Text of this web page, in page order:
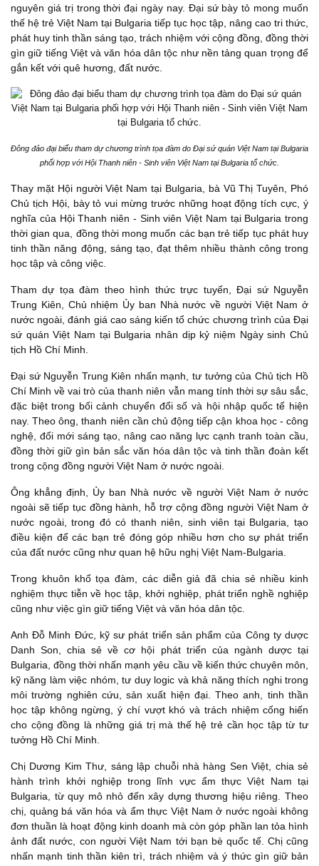
nguyên giá trị trong thời đại ngày nay. Đại sứ bày tỏ mong muốn
thế hệ trẻ Việt Nam tại Bulgaria tiếp tục học tập, nâng cao tri thức,
phát huy tinh thần sáng tạo, trách nhiệm với cộng đồng, đồng thời
gìn giữ tiếng Việt và văn hóa dân tộc như nền tảng quan trọng để
gắn kết với quê hương, đất nước.
Đông đảo đại biểu tham dự chương trình tọa đàm do Đại sứ quán Việt Nam tại Bulgaria
phối hợp với Hội Thanh niên - Sinh viên Việt Nam tại Bulgaria tổ chức.
Thay mặt Hội người Việt Nam tại Bulgaria, bà Vũ Thị Tuyên, Phó
Chủ tịch Hội, bày tỏ vui mừng trước những hoạt động tích cực, ý
nghĩa của Hội Thanh niên - Sinh viên Việt Nam tại Bulgaria trong
thời gian qua, đồng thời mong muốn các bạn trẻ tiếp tục phát huy
tinh thần năng động, sáng tạo, đạt thêm nhiều thành công trong
học tập và công việc.
Tham dự tọa đàm theo hình thức trực tuyến, Đại sứ Nguyễn
Trung Kiên, Chủ nhiệm Ủy ban Nhà nước về người Việt Nam ở
nước ngoài, đánh giá cao sáng kiến tổ chức chương trình của Đại
sứ quán Việt Nam tại Bulgaria nhân dịp kỷ niệm Ngày sinh Chủ
tịch Hồ Chí Minh.
Đại sứ Nguyễn Trung Kiên nhấn mạnh, tư tưởng của Chủ tịch Hồ
Chí Minh về vai trò của thanh niên vẫn mang tính thời sự sâu sắc,
đặc biệt trong bối cảnh chuyển đổi số và hội nhập quốc tế hiện
nay. Theo ông, thanh niên cần chủ động tiếp cận khoa học - công
nghệ, đổi mới sáng tạo, nâng cao năng lực cạnh tranh toàn cầu,
đồng thời giữ gìn bản sắc văn hóa dân tộc và tinh thần đoàn kết
trong cộng đồng người Việt Nam ở nước ngoài.
Ông khẳng định, Ủy ban Nhà nước về người Việt Nam ở nước
ngoài sẽ tiếp tục đồng hành, hỗ trợ cộng đồng người Việt Nam ở
nước ngoài, trong đó có thanh niên, sinh viên tại Bulgaria, tạo
điều kiện để các bạn trẻ đóng góp nhiều hơn cho sự phát triển
của đất nước cũng như quan hệ hữu nghị Việt Nam-Bulgaria.
Trong khuôn khổ tọa đàm, các diễn giả đã chia sẻ nhiều kinh
nghiệm thực tiễn về học tập, khởi nghiệp, phát triển nghề nghiệp
cũng như việc gìn giữ tiếng Việt và văn hóa dân tộc.
Anh Đỗ Minh Đức, kỹ sư phát triển sản phẩm của Công ty dược
Danh Son, chia sẻ về cơ hội phát triển của ngành dược tại
Bulgaria, đồng thời nhấn mạnh yêu cầu về kiến thức chuyên môn,
kỹ năng làm việc nhóm, tư duy logic và khả năng thích nghi trong
môi trường nghiên cứu, sản xuất hiện đại. Theo anh, tinh thần
học tập không ngừng, ý chí vượt khó và trách nhiệm cống hiến
cho cộng đồng là những giá trị mà thế hệ trẻ cần học tập từ tư
tưởng Hồ Chí Minh.
Chị Dương Kim Thư, sáng lập chuỗi nhà hàng Sen Việt, chia sẻ
hành trình khởi nghiệp trong lĩnh vực ẩm thực Việt Nam tại
Bulgaria, từ quy mô nhỏ đến xây dựng thương hiệu riêng. Theo
chị, quảng bá văn hóa và ẩm thực Việt Nam ở nước ngoài không
đơn thuần là hoạt động kinh doanh mà còn góp phần lan tỏa hình
ảnh đất nước, con người Việt Nam tới bạn bè quốc tế. Chị cũng
nhấn mạnh tinh thần kiên trì, trách nhiệm và ý thức gìn giữ bản